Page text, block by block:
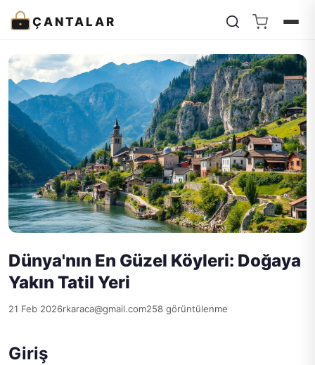
ÇANTALAR
Dünya'nın En Güzel Köyleri: Doğaya
Yakın Tatil Yeri
21 Feb 2026rkaraca@gmail.com258 görüntülenme
Giriş